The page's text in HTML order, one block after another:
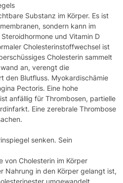
Substanz im Körper. Es ist
sondern kann im
und Vitamin D
Cholesterinstoffwechsel ist
Cholesterin sammelt
an, verengt die
den Blutfluss. Myokardischämie
Pectoris. Eine hohe
anfällig für Thrombosen, partielle
Eine zerebrale Thrombose
senken. Sein
von Cholesterin im Körper
Nahrung in den Körper gelangt ist,